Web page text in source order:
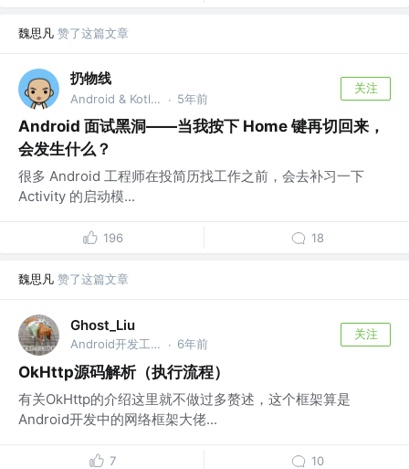
魏思凡 赞了这篇文章
扔物线
Android & Kotlin GDE @扔物线学堂 · 5年前
关注
Android 面试黑洞——当我按下 Home 键再切回来，
会发生什么？
很多 Android 工程师在投简历找工作之前，会去补习一下
Activity 的启动模...
196 18
魏思凡 赞了这篇文章
Ghost_Liu
Android开发工程师 @国际高级划水运动员协会 · 6年前
关注
OkHttp源码解析（执行流程）
有关OkHttp的介绍这里就不做过多赘述，这个框架算是
Android开发中的网络框架大佬...
7 10